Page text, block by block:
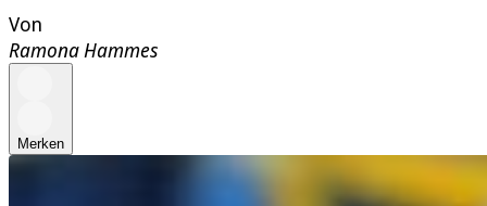
Von
Ramona Hammes
Merken